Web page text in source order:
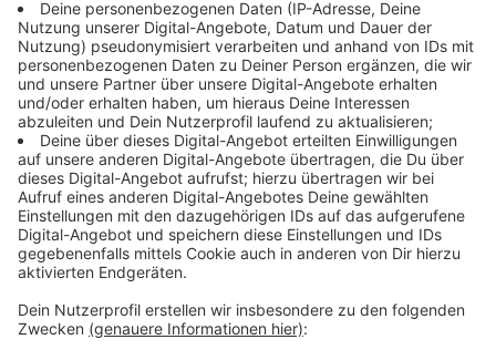
Die Schäden will die Bahn in den nächsten Tagen
beheben. Um die Strecke möglichst schnell wieder
befahren zu können, werde der Bahnübergang 1 zu 1
instandgesetzt, sagte ein Bahnsprecher auf Radio
Euskirchen Nachfrage. Der parallel zur Landstraße
verlaufende Radweg soll erst in ein paar Jahren einen
eigenen Bahnübergang bekommen. Die Planungen
seien noch nicht abgeschlossen. Ab Mittwoch ist auch
der Bahnübergang Georgstraße wegen Bauarbeiten
gesperrt, davon ist auch die Buslinie 872 betroffen.
Pappelallee und Theodor-Körner-Straße entfallen. Für